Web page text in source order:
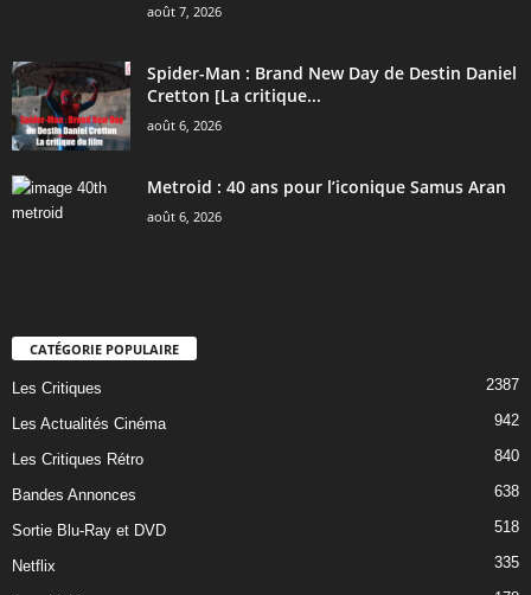
août 7, 2026
Spider-Man : Brand New Day de Destin Daniel
Cretton [La critique...
août 6, 2026
Metroid : 40 ans pour l’iconique Samus Aran
août 6, 2026
CATÉGORIE POPULAIRE
Les Critiques 2387
Les Actualités Cinéma 942
Les Critiques Rétro 840
Bandes Annonces 638
Sortie Blu-Ray et DVD 518
Netflix 335